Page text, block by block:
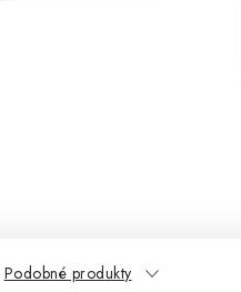
Podobné produkty